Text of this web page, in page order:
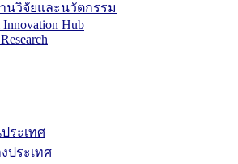
นวิจัยและนวัตกรรม
Hub
ระเทศ
ประเทศ